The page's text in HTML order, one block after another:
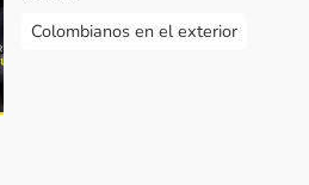
Colombianos en el exterior